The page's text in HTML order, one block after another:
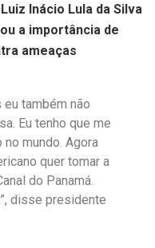
Inácio Lula da Silva
a importância de
ameaças
eu também não
Eu tenho que me
no mundo. Agora
quer tomar a
do Panamá.
disse presidente